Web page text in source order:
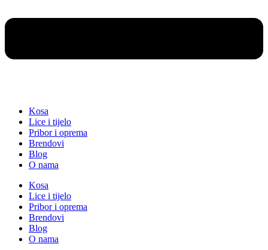
Kosa
Lice i tijelo
Pribor i oprema
Brendovi
Blog
O nama
Kosa
Lice i tijelo
Pribor i oprema
Brendovi
Blog
O nama